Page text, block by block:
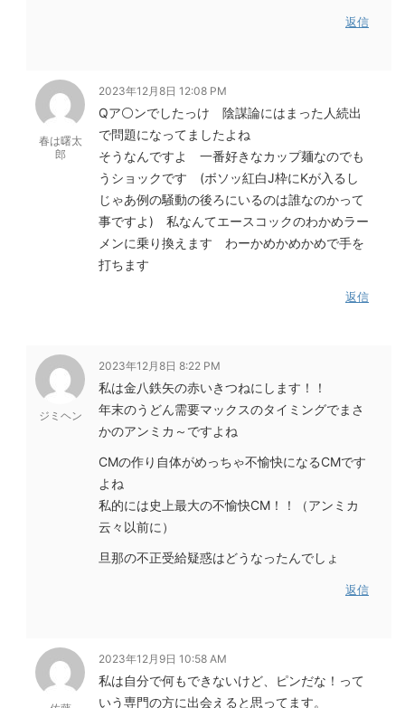
返信
春は曙太
郎
2023年12月8日 12:08 PM
Qア⚪ンでしたっけ 陰謀論にはまった人続出
で問題になってましたよね
そうなんですよ 一番好きなカップ麺なのでも
うショックです (ボソッ紅白J枠にKが入るし
じゃあ例の騒動の後ろにいるのは誰なのかって
事ですよ) 私なんてエースコックのわかめラー
メンに乗り換えます わーかめかめかめで手を
打ちます
返信
ジミヘン
2023年12月8日 8:22 PM
私は金八鉄矢の赤いきつねにします！！
年末のうどん需要マックスのタイミングでまさ
かのアンミカ～ですよね
CMの作り自体がめっちゃ不愉快になるCMです
よね
私的には史上最大の不愉快CM！！（アンミカ
云々以前に）
旦那の不正受給疑惑はどうなったんでしょ
返信
2023年12月9日 10:58 AM
私は自分で何もできないけど、ピンだな！って
いう専門の方に出会えると思ってます。